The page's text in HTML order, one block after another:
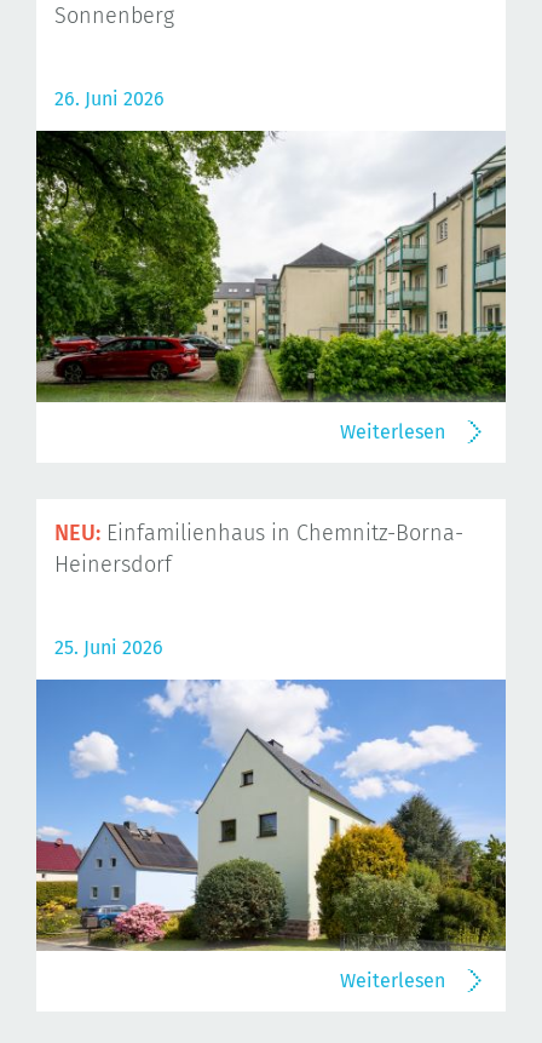
Sonnenberg
26. Juni 2026
Weiterlesen
NEU: Einfamilienhaus in Chemnitz-Borna-
Heinersdorf
25. Juni 2026
Weiterlesen